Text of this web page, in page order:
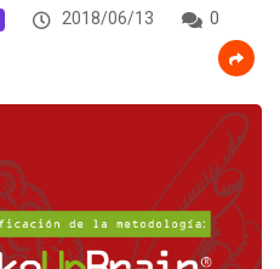
2018/06/13
0